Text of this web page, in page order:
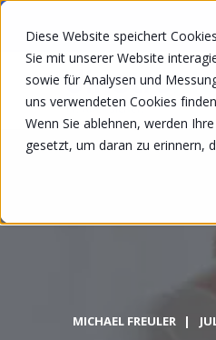
Diese Website speichert
Sie mit unserer Website
sowie für Analysen und
uns verwendeten Cookies
Wenn Sie ablehnen, werden
gesetzt, um daran zu erinnern,
MICHAEL FREULER